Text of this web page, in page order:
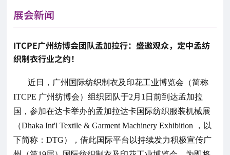
展会新闻
ITCPE广州纺博会团队孟加拉行：盛邀观众，定中孟纺
织制衣行业之约！
近日，广州国际纺织制衣及印花工业博览会（简称
ITCPE 广州纺博会）组织团队于2月1日前到达孟加拉
国，参加在达卡举办的孟加拉达卡国际纺织服装机械展
（Dhaka Int'l Textile & Garment Machinery Exhibition ，以
下简称：DTG），借此国际平台以持续发力积极宣传广